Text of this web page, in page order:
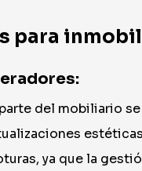
para
del mobiliario se
ya que la